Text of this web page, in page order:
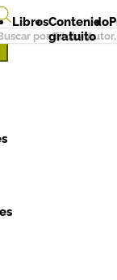
de
LibrosContenido
gratuito